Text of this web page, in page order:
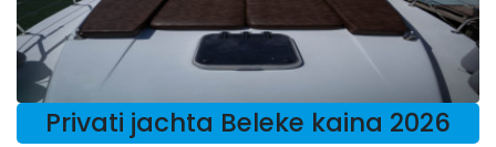
Privati jachta Beleke kaina 2026